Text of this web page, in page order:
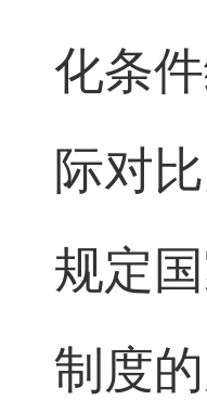
化条
际对
规定
制度